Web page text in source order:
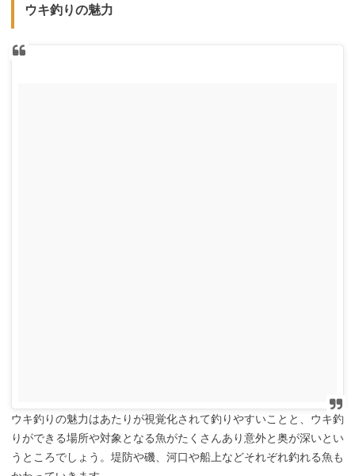
ウキ釣りの魅力
ウキ釣りの魅力はあたりが視覚化されて釣りやすいことと、ウキ釣
りができる場所や対象となる魚がたくさんあり意外と奥が深いとい
うところでしょう。堤防や磯、河口や船上などそれぞれ釣れる魚も